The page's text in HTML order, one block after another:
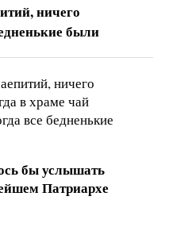
ничего
были
ничего
в храме чай
все бедненькие
бы услышать
Патриархе